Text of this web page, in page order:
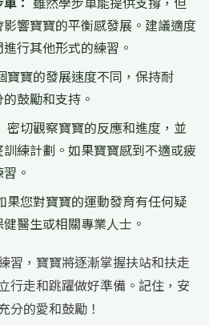
響寶寶的平衡感發展。建議適度
行其他形式的練習。
寶寶的發展速度不同，保持耐
鼓勵和支持。
密切觀察寶寶的反應和進度，並
練計劃。如果寶寶感到不適或疲
。
果您對寶寶的運動發育有任何疑
醫生或相關專業人士。
習，寶寶將逐漸掌握扶站和扶走
行走和跳躍做好準備。記住，安
分的愛和鼓勵！